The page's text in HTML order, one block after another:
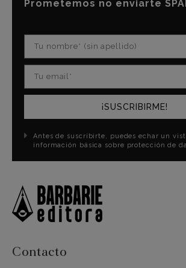
Prometemos no enviarte
¡SUSCRIBIRME!
Antes de suscribirte, puedes echar un
información básica sobre protección de
Contacto